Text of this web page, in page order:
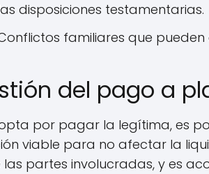
disposiciones testamentarias.
familiares que
del pago a
opta por pagar la legítima, es
viable para no afectar la
las partes involucradas, y es